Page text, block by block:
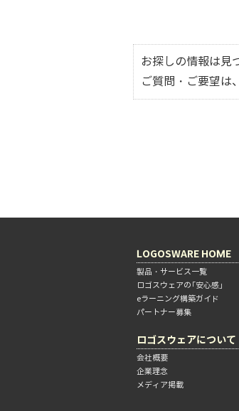
お探しの情報は見
ご質問・ご要望は
LOGOSWARE HOME
製品・サービス一覧
ロゴスウェアの「安心感」
eラーニング構築ガイド
パートナー募集
ロゴスウェアについて
会社概要
企業理念
メディア掲載